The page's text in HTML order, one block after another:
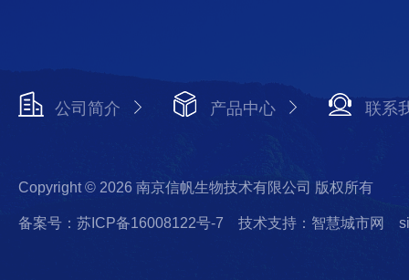
公司简介 产品中心 联系
Copyright © 2026 南京信帆生物技术有限公司 版权所有
备案号：苏ICP备16008122号-7 技术支持：智慧城市网